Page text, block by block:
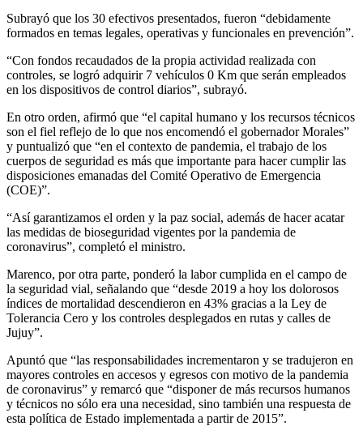
Subrayó que los 30 efectivos presentados, fueron “debidamente
formados en temas legales, operativas y funcionales en prevención”.
“Con fondos recaudados de la propia actividad realizada con
controles, se logró adquirir 7 vehículos 0 Km que serán empleados
en los dispositivos de control diarios”, subrayó.
En otro orden, afirmó que “el capital humano y los recursos técnicos
son el fiel reflejo de lo que nos encomendó el gobernador Morales”
y puntualizó que “en el contexto de pandemia, el trabajo de los
cuerpos de seguridad es más que importante para hacer cumplir las
disposiciones emanadas del Comité Operativo de Emergencia
(COE)”.
“Así garantizamos el orden y la paz social, además de hacer acatar
las medidas de bioseguridad vigentes por la pandemia de
coronavirus”, completó el ministro.
Marenco, por otra parte, ponderó la labor cumplida en el campo de
la seguridad vial, señalando que “desde 2019 a hoy los dolorosos
índices de mortalidad descendieron en 43% gracias a la Ley de
Tolerancia Cero y los controles desplegados en rutas y calles de
Jujuy”.
Apuntó que “las responsabilidades incrementaron y se tradujeron en
mayores controles en accesos y egresos con motivo de la pandemia
de coronavirus” y remarcó que “disponer de más recursos humanos
y técnicos no sólo era una necesidad, sino también una respuesta de
esta política de Estado implementada a partir de 2015”.